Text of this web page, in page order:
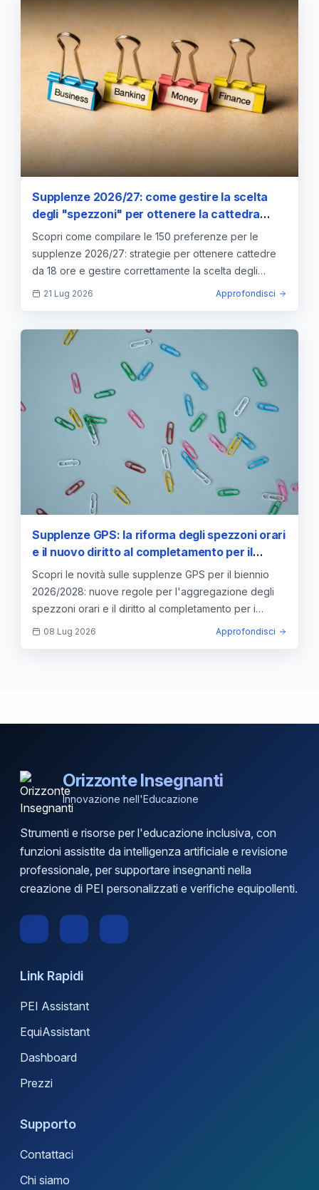
Supplenze 2026/27: come gestire la scelta
degli "spezzoni" per ottenere la cattedra
completa
Scopri come compilare le 150 preferenze per le
supplenze 2026/27: strategie per ottenere cattedre
da 18 ore e gestire correttamente la scelta degli
spezzoni.
21 Lug 2026 Approfondisci
Supplenze GPS: la riforma degli spezzoni orari
e il nuovo diritto al completamento per il
biennio 2026/2028
Scopri le novità sulle supplenze GPS per il biennio
2026/2028: nuove regole per l'aggregazione degli
spezzoni orari e il diritto al completamento per i
docenti.
08 Lug 2026 Approfondisci
Orizzonte Insegnanti
Innovazione nell'Educazione
Strumenti e risorse per l'educazione inclusiva, con
funzioni assistite da intelligenza artificiale e revisione
professionale, per supportare insegnanti nella
creazione di PEI personalizzati e verifiche equipollenti.
Link Rapidi
PEI Assistant
EquiAssistant
Dashboard
Prezzi
Supporto
Contattaci
Chi siamo